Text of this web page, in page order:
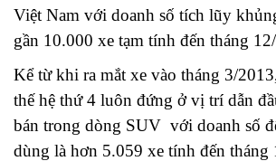
Việt Nam với doanh số tích lũy
gần 10.000 xe tạm tính đến tháng
Kể từ khi ra mắt xe vào tháng 3/
thế hệ thứ 4 luôn đứng ở vị trí dẫn
bán trong dòng SUV với doanh số
dùng là hơn 5.059 xe tính đến tháng